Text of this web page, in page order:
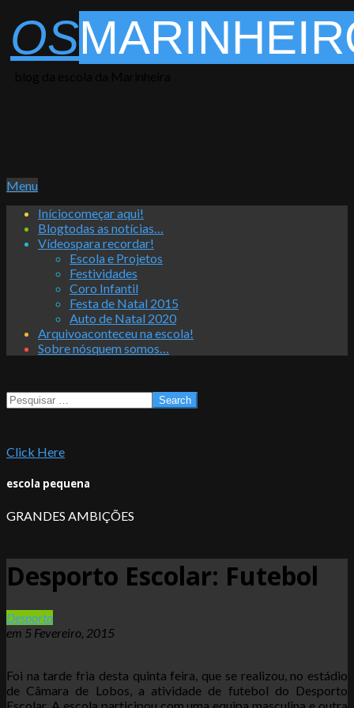
to
content
OS
Primary
Menu
Menu
Iníciocomeçar aqui!
Blogtodas as notícias…
Vídeospara recordar!
Escola e Projetos
Festividades
Coro Infantil
Festa de Natal 2015
Auto de Natal 2020
Arquivoaconteceu na escola!
Sobre nósquem somos…
Search
Click Here
escola pequena
GRANDES AMBIÇÕES
Desporto Escolar: Futebol
Desporto
em 5 Fevereiro, 2015
Foi na tarde fria desta quinta feira, que se realizou, no estádio
de Câmara de Lobos, a atividade de futebol do Desporto